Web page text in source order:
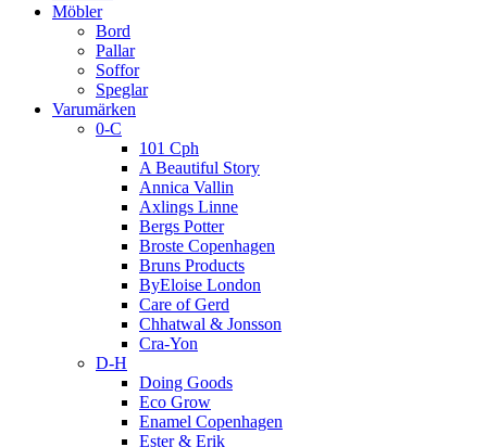
Möbler
Bord
Pallar
Soffor
Speglar
Varumärken
0-C
101 Cph
A Beautiful Story
Annica Vallin
Axlings Linne
Bergs Potter
Broste Copenhagen
Bruns Products
ByEloise London
Care of Gerd
Chhatwal & Jonsson
Cra-Yon
D-H
Doing Goods
Eco Grow
Enamel Copenhagen
Ester & Erik